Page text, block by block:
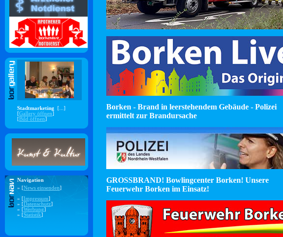
Stadtmarketing
[...]
[Gallery öffnen]
[Bild öffnen]
Navigation
» [News einsenden]
» [Impressum]
» [Datenschutz]
» [Werbung]
» [Statistik]
Borken - Brand in leerstehendem Gebäude - Polizei
ermittelt zur Brandursache
GROSSBRAND! Bowlingcenter Borken! Unsere
Feuerwehr Borken im Einsatz!